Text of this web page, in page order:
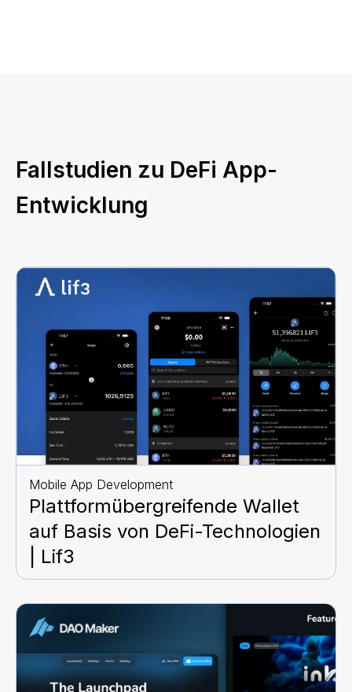
Fallstudien zu DeFi App-
Entwicklung
Mobile App Development
Plattformübergreifende Wallet
auf Basis von DeFi-Technologien
| Lif3